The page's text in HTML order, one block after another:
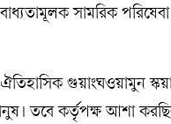
সামরিক পরিষেবা
ঐতিহাসিক গুয়াংঘওয়ামুন
তবে কর্তৃপক্ষ আশা